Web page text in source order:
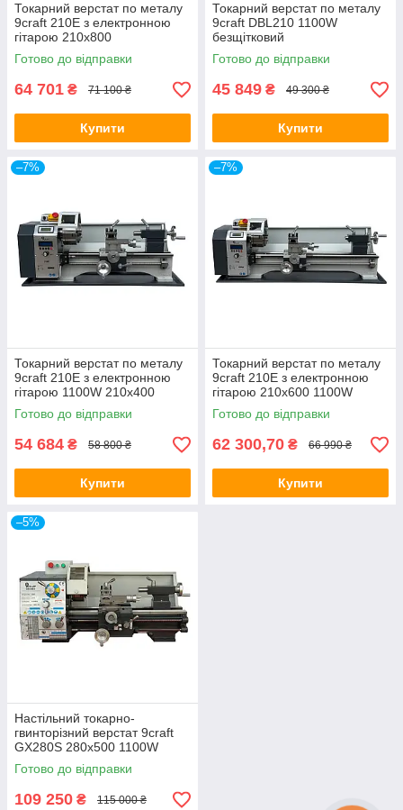
Токарний верстат по металу
9craft 210E з електронною
гітарою 210х800
Готово до відправки
64 701 ₴ 71 100 ₴
Купити
Токарний верстат по металу
9craft DBL210 1100W
безщітковий
Готово до відправки
45 849 ₴ 49 300 ₴
Купити
–7%
Токарний верстат по металу
9craft 210E з електронною
гітарою 1100W 210x400
Готово до відправки
54 684 ₴ 58 800 ₴
Купити
–7%
Токарний верстат по металу
9craft 210E з електронною
гітарою 210х600 1100W
Готово до відправки
62 300,70 ₴ 66 990 ₴
Купити
–5%
Настільний токарно-
гвинторізний верстат 9craft
GX280S 280х500 1100W
Готово до відправки
109 250 ₴ 115 000 ₴